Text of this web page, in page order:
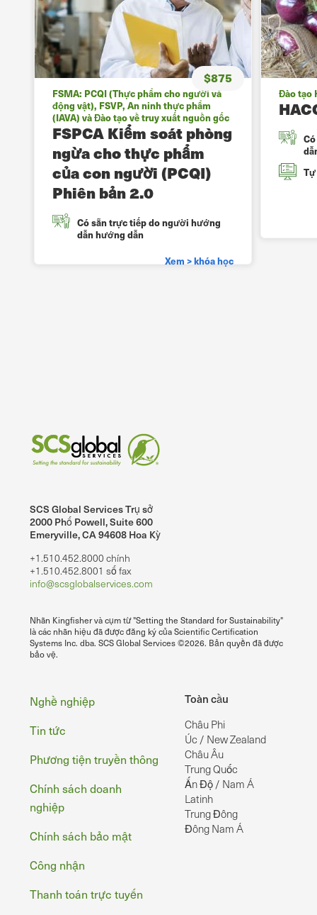
$875
FSMA: PCQI (Thực phẩm cho người và
động vật), FSVP, An ninh thực phẩm
(IAVA) và Đào tạo về truy xuất nguồn gốc
FSPCA Kiểm soát phòng
ngừa cho thực phẩm
của con người (PCQI)
Phiên bản 2.0
Có sẵn trực tiếp do người hướng
dẫn hướng dẫn
Xem > khóa học
Đào tạo
SCS Global Services Trụ sở
2000 Phố Powell, Suite 600
Emeryville, CA 94608 Hoa Kỳ
+1.510.452.8000 chính
+1.510.452.8001 số fax
info@scsglobalservices.com
Nhãn Kingfisher và cụm từ "Setting the Standard for Sustainability"
là các nhãn hiệu đã được đăng ký của Scientific Certification
Systems Inc. dba. SCS Global Services ©2026. Bản quyền đã được
bảo vệ.
Toàn cầu
Châu Phi
Úc / New Zealand
Châu Âu
Trung Quốc
Ấn Độ / Nam Á
Latinh
Trung Đông
Đông Nam Á
Chân
Nghề nghiệp
Tin tức
Phương tiện truyền thông
Chính sách doanh
nghiệp
Chính sách bảo mật
Công nhận
Thanh toán trực tuyến